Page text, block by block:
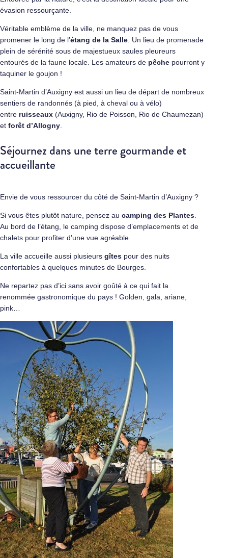
évasion ressourçante.
Véritable emblème de la ville, ne manquez pas de vous
promener le long de l’étang de la Salle . Un lieu de promenade
plein de sérénité sous de majestueux saules pleureurs
entourés de la faune locale. Les amateurs de pêche pourront y
taquiner le goujon !
Saint-Martin d’Auxigny est aussi un lieu de départ de nombreux
sentiers de randonnés (à pied, à cheval ou à vélo)
entre ruisseaux (Auxigny, Rio de Poisson, Rio de Chaumezan)
et forêt d’Allogny
Séjournez dans une terre gourmande et
accueillante
Envie de vous ressourcer du côté de Saint-Martin d’Auxigny ?
Si vous êtes plutôt nature, pensez au camping des Plantes
Au bord de l’étang, le camping dispose d’emplacements et de
chalets pour profiter d’une vue agréable.
La ville accueille aussi plusieurs gîtes pour des nuits
confortables à quelques minutes de Bourges.
Ne repartez pas d’ici sans avoir goûté à ce qui fait la
renommée gastronomique du pays ! Golden, gala, ariane,
pink…